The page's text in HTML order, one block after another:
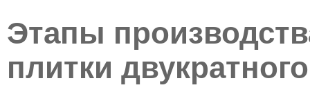
Этапы
плитки